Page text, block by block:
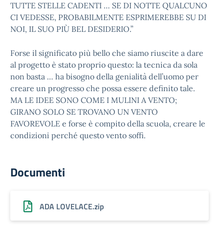
TUTTE STELLE CADENTI … SE DI NOTTE QUALCUNO
CI VEDESSE, PROBABILMENTE ESPRIMEREBBE SU DI
NOI, IL SUO PIÙ BEL DESIDERIO.”
Forse il significato più bello che siamo riuscite a dare
al progetto è stato proprio questo: la tecnica da sola
non basta … ha bisogno della genialità dell’uomo per
creare un progresso che possa essere definito tale.
MA LE IDEE SONO COME I MULINI A VENTO;
GIRANO SOLO SE TROVANO UN VENTO
FAVOREVOLE e forse è compito della scuola, creare le
condizioni perché questo vento soffi.
Documenti
ADA LOVELACE.zip